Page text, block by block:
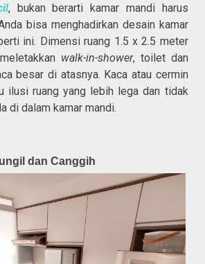
, bukan berarti kamar mandi harus
bisa menghadirkan desain kamar
ini. Dimensi ruang 1.5 x 2.5 meter
walk-in-shower, toilet dan
besar di atasnya. Kaca atau cermin
ilusi ruang yang lebih lega dan tidak
di dalam kamar mandi.
dan Canggih